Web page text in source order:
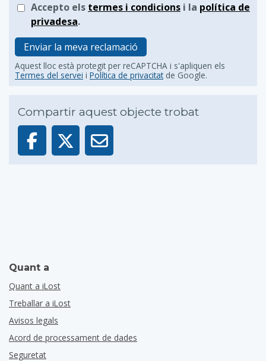
Accepto els termes i condicions i la política de
privadesa.
Enviar la meva reclamació
Aquest lloc està protegit per reCAPTCHA i s'apliquen els
Termes del servei i Política de privacitatde Google.
Compartir aquest objecte trobat
Quant a
Quant a iLost
Treballar a iLost
Avisos legals
Acord de processament de dades
Seguretat